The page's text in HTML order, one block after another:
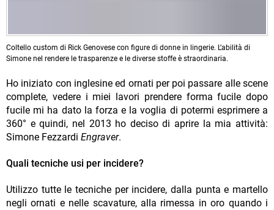
Coltello custom di Rick Genovese con figure di donne in lingerie. L’abilità di
Simone nel rendere le trasparenze e le diverse stoffe è straordinaria.
Ho iniziato con inglesine ed ornati per poi passare alle scene
complete, vedere i miei lavori prendere forma fucile dopo
fucile mi ha dato la forza e la voglia di potermi esprimere a
360° e quindi, nel 2013 ho deciso di aprire la mia attività:
Simone Fezzardi Engraver.
Quali tecniche usi per incidere?
Utilizzo tutte le tecniche per incidere, dalla punta e martello
negli ornati e nelle scavature, alla rimessa in oro quando i